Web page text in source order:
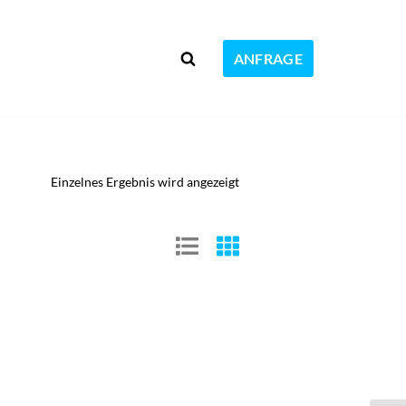
ANFRAGE
Einzelnes Ergebnis wird angezeigt